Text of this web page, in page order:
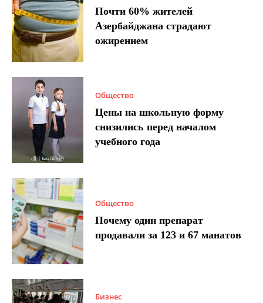
Почти 60% жителей
Азербайджана страдают
ожирением
Общество
Цены на школьную форму
снизились перед началом
учебного года
Общество
Почему один препарат
продавали за 123 и 67 манатов
Бизнес